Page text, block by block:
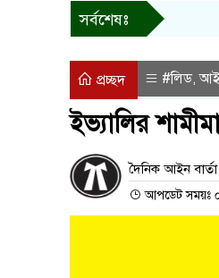
সর্বশেষঃ
প্রচ্ছদ #লিড,
ইভ্যালির
দৈনিক আইন বার্তা
আপডেট সময়ঃ